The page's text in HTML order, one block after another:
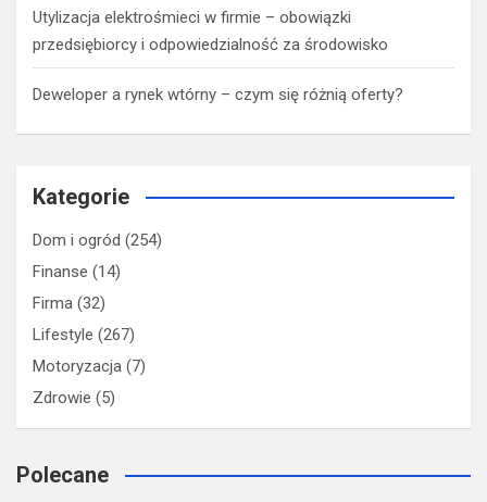
Utylizacja elektrośmieci w firmie – obowiązki
przedsiębiorcy i odpowiedzialność za środowisko
Deweloper a rynek wtórny – czym się różnią oferty?
Kategorie
Dom i ogród (254)
Finanse (14)
Firma (32)
Lifestyle (267)
Motoryzacja (7)
Zdrowie (5)
Polecane